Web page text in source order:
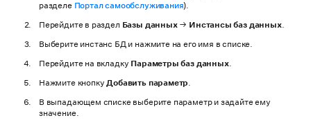
разделе Портал самообслуживания).
Перейдите в раздел Базы данных→ Инстансы баз данных.
Выберите инстанс БД и нажмите на его имя в списке.
Перейдите на вкладку Параметры баз данных.
Нажмите кнопкуДобавить параметр.
В выпадающем списке выберите параметр и задайте ему
значение.